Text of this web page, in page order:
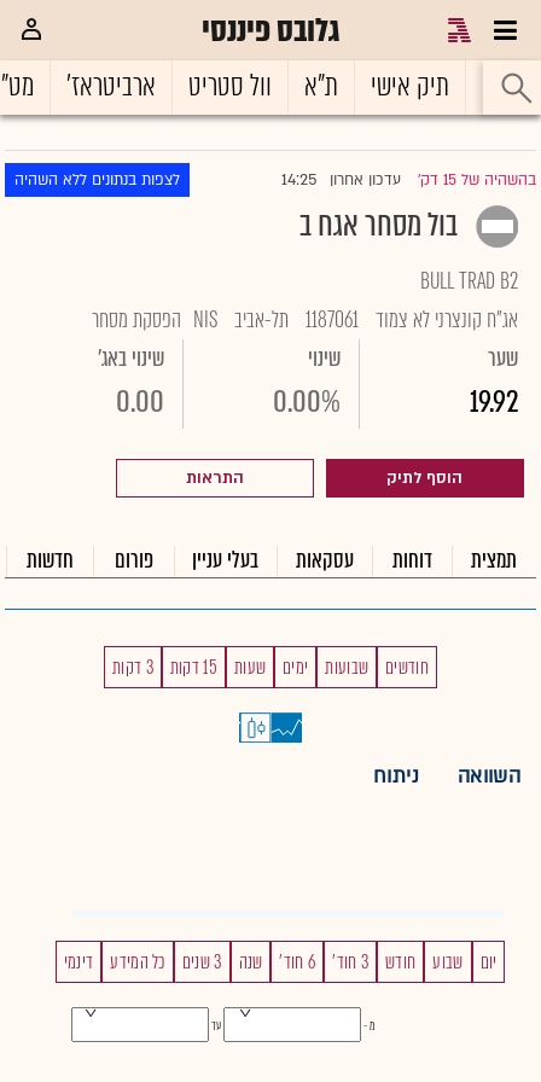
גלובס פיננסי
ראשי תיק אישי ת"א וול סטריט ארביטראז'
בהשהיה של 15 דק' |עדכון אחרון 14:25 לצפות בנתונים ללא השהיה
בול מסחר אגח ב
BULL TRAD B2
אג"ח קונצרני לא צמוד 1187061 תל-אביב NIS הפסקת מסחר
שער
19.92
שינוי
0.00%
שינוי באג'
0.00
הוסף לתיק התראות
תמצית דוחות עסקאות בעלי עניין פורום חדשות
חודשים שבועות ימים שעות 15 דקות 3 דקות
השוואה ניתוח
יום שבוע חודש 3 חוד' 6 חוד' שנה 3 שנים כל המידע דינמי
מ - עד